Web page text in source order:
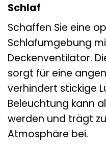
Schlaf
Schaffen Sie eine
Schlafumgebung
Deckenventilator.
sorgt für eine
verhindert stickige
Beleuchtung kann
werden und trägt
Atmosphäre bei.